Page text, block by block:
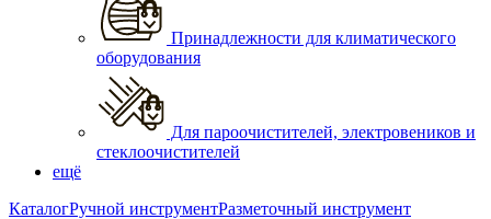
Принадлежности для климатического
оборудования
Для пароочистителей, электровеников и
стеклоочистителей
ещё
КаталогРучной инструментРазметочный инструмент